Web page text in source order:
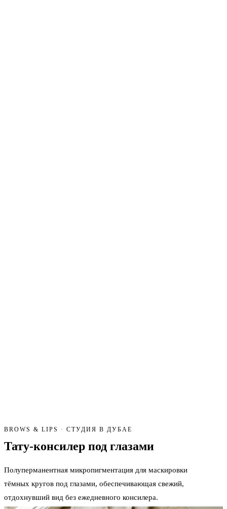
BROWS & LIPS · СТУДИЯ В ДУБАЕ
Тату-консилер под глазами
Полуперманентная микропигментация для маскировки
тёмных кругов под глазами, обеспечивающая свежий,
отдохнувший вид без ежедневного консилера.